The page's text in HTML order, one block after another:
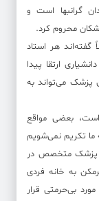
گرانبها است و
محروم کرد.
هر استاد
ارتقا پیدا
پزشک می‌تواند به
بعضی مواقع
تکریم نمی‌شویم
پزشک متخصص در
به خانه فردی
بی‌حرمتی قرار